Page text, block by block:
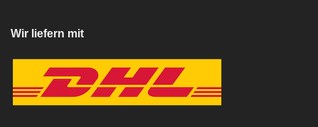
Wir liefern mit